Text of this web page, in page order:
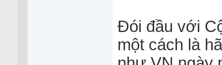
Đói đầu với
một cách là